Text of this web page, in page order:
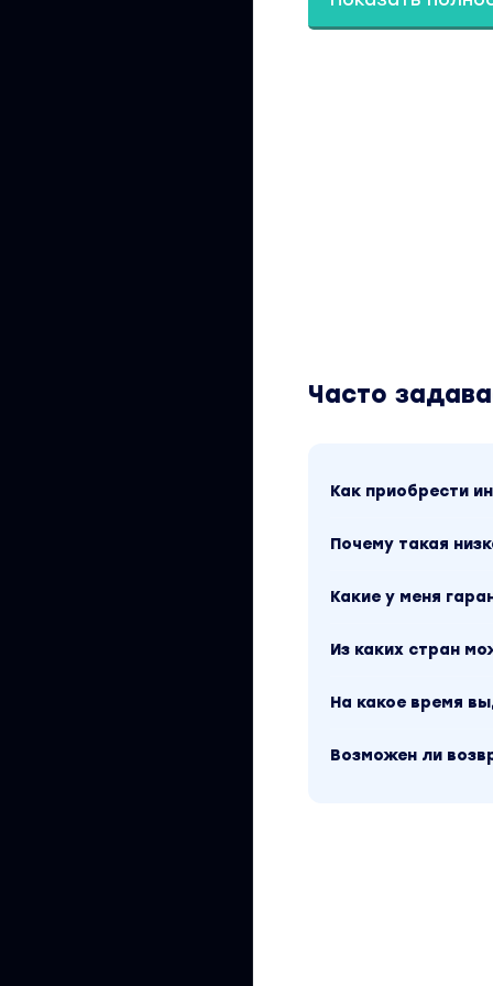
ГАЙД «СОЗДАНИЕ
С моими
достигнуть
Вы находитесь
(ПИ) 3.0 (2021)».
Другие
Часто
Как приобрести
Почему такая
Какие у меня
Из каких стран
На какое время
Возможен ли